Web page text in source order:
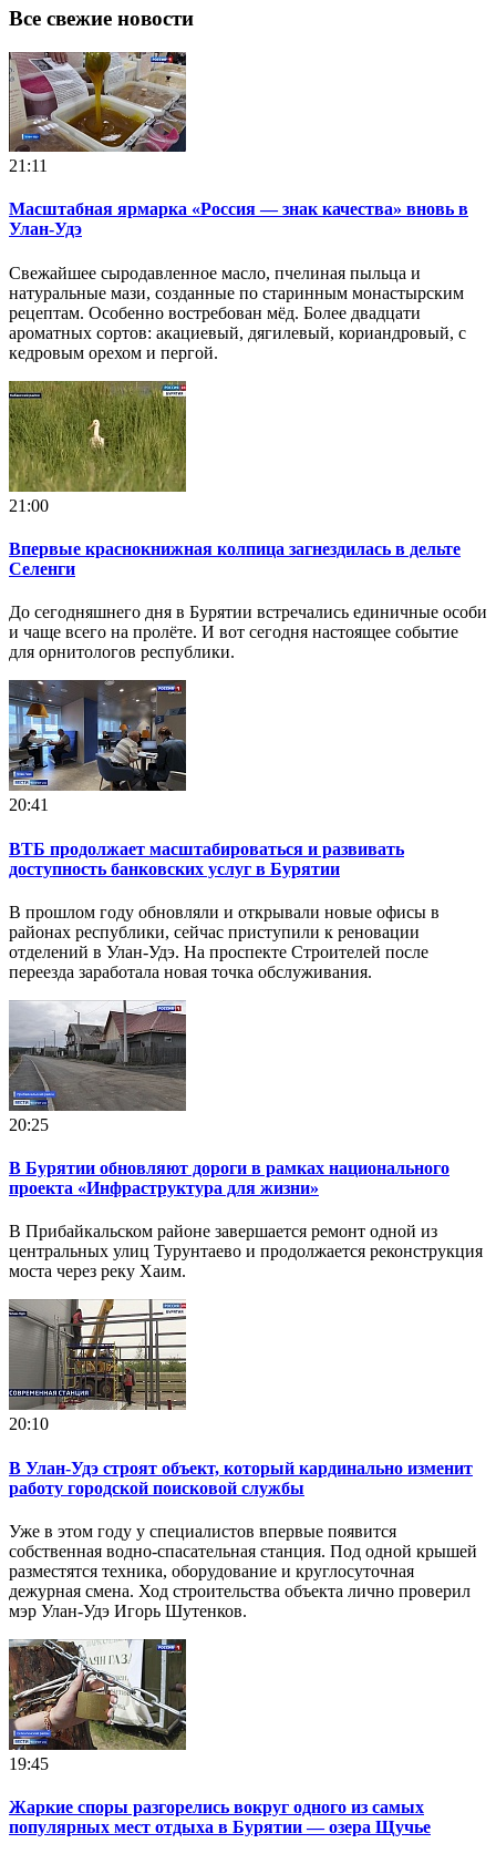
Все свежие новости
21:11
Масштабная ярмарка «Россия — знак качества» вновь в
Улан-Удэ
Свежайшее сыродавленное масло, пчелиная пыльца и
натуральные мази, созданные по старинным монастырским
рецептам. Особенно востребован мёд. Более двадцати
ароматных сортов: акациевый, дягилевый, кориандровый, с
кедровым орехом и пергой.
21:00
Впервые краснокнижная колпица загнездилась в дельте
Селенги
До сегодняшнего дня в Бурятии встречались единичные особи
и чаще всего на пролёте. И вот сегодня настоящее событие
для орнитологов республики.
20:41
ВТБ продолжает масштабироваться и развивать
доступность банковских услуг в Бурятии
В прошлом году обновляли и открывали новые офисы в
районах республики, сейчас приступили к реновации
отделений в Улан-Удэ. На проспекте Строителей после
переезда заработала новая точка обслуживания.
20:25
В Бурятии обновляют дороги в рамках национального
проекта «Инфраструктура для жизни»
В Прибайкальском районе завершается ремонт одной из
центральных улиц Турунтаево и продолжается реконструкция
моста через реку Хаим.
20:10
В Улан-Удэ строят объект, который кардинально изменит
работу городской поисковой службы
Уже в этом году у специалистов впервые появится
собственная водно-спасательная станция. Под одной крышей
разместятся техника, оборудование и круглосуточная
дежурная смена. Ход строительства объекта лично проверил
мэр Улан-Удэ Игорь Шутенков.
19:45
Жаркие споры разгорелись вокруг одного из самых
популярных мест отдыха в Бурятии — озера Щучье